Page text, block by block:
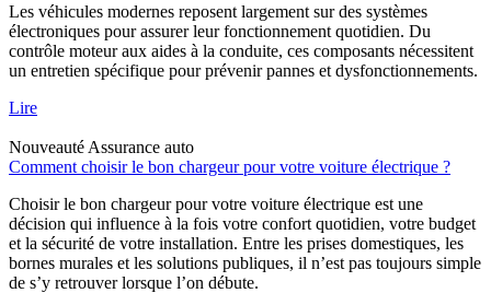
Les véhicules modernes reposent largement sur des systèmes
électroniques pour assurer leur fonctionnement quotidien. Du
contrôle moteur aux aides à la conduite, ces composants nécessitent
un entretien spécifique pour prévenir pannes et dysfonctionnements.
Lire
Nouveauté Assurance auto
Comment choisir le bon chargeur pour votre voiture électrique ?
Choisir le bon chargeur pour votre voiture électrique est une
décision qui influence à la fois votre confort quotidien, votre budget
et la sécurité de votre installation. Entre les prises domestiques, les
bornes murales et les solutions publiques, il n’est pas toujours simple
de s’y retrouver lorsque l’on débute.